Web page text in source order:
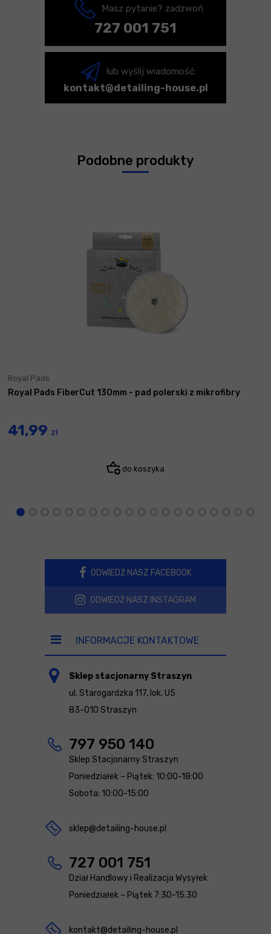
Masz pytanie? zadzwoń
727 001 751
lub wyślij wiadomość:
kontakt@detailing-house.pl
Podobne produkty
Royal Pads
Royal Pads FiberCut 130mm - pad polerski z mikrofibry
41,99 zł
do koszyka
ODWIEDŹ NASZ FACEBOOK
ODWIEDŹ NASZ INSTAGRAM
INFORMACJE KONTAKTOWE
Sklep stacjonarny Straszyn
ul. Starogardzka 117, lok. U5
83-010 Straszyn
797 950 140
Sklep Stacjonarny Straszyn
Poniedziałek – Piątek: 10:00-18:00
Sobota: 10:00-15:00
sklep@detailing-house.pl
727 001 751
Dział Handlowy i Realizacja Wysyłek
Poniedziałek – Piątek 7:30-15.30
kontakt@detailing-house.pl